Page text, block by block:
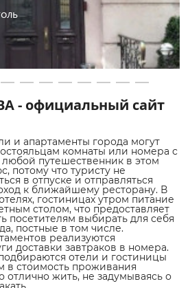
- официальный сайт
и апартаменты города могут
комнаты или номера с
путешественник в этом
потому что туристу не
в отпуске и отправляться
к ближайшему ресторану. В
гостиницах утром питание
столом, что предоставляет
посетителям выбирать для себя
постные в том числе.
реализуются
доставки завтраков в номера.
отели и гостиницы
в стоимость проживания
отлично жить, не задумываясь о